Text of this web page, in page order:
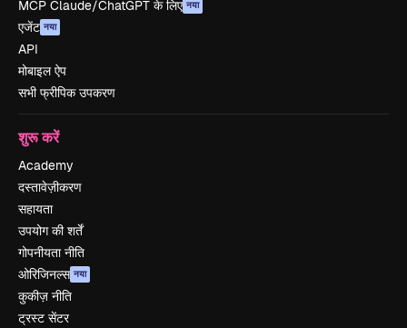
MCP Claude/ChatGPT के लिए नया
एजेंट नया
API
मोबाइल ऐप
सभी फ्रीपिक उपकरण
शुरू करें
Academy
दस्तावेज़ीकरण
सहायता
उपयोग की शर्तें
गोपनीयता नीति
ओरिजिनल्स नया
कुकीज़ नीति
ट्रस्ट सेंटर